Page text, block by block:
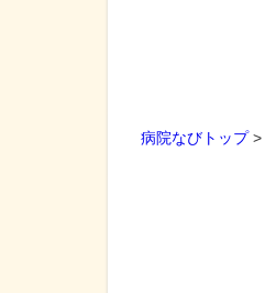
病院なびトップ>